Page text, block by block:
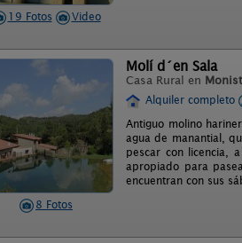
19 Fotos Video
8 Fotos
Molí d´en Sala
Casa Rural en
Alquiler completo
Antiguo molino
agua de manantial,
pescar con licencia,
apropiado para
encuentran con sus